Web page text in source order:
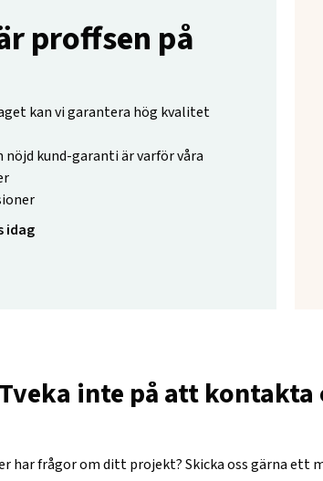
proffsen på
kan vi garantera hög kvalitet
nöjd kund-garanti är varför våra
idag
Tveka inte på att kontakta
har frågor om ditt projekt? Skicka oss gärna ett